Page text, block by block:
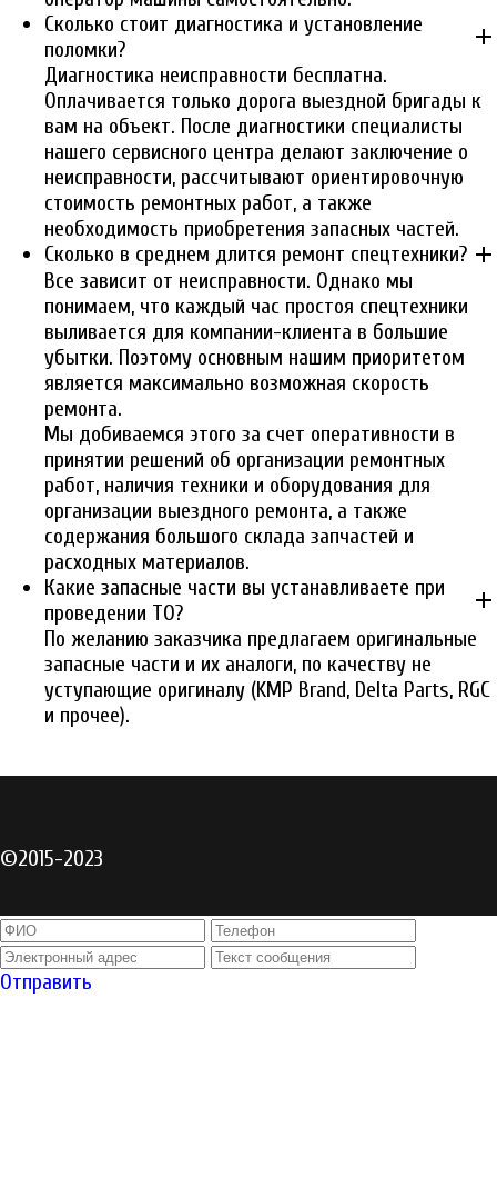
Сколько стоит диагностика и установление
поломки?
add
Диагностика неисправности бесплатна.
Оплачивается только дорога выездной бригады к
вам на объект. После диагностики специалисты
нашего сервисного центра делают заключение о
неисправности, рассчитывают ориентировочную
стоимость ремонтных работ, а также
необходимость приобретения запасных частей.
Сколько в среднем длится ремонт спецтехники? add
Все зависит от неисправности. Однако мы
понимаем, что каждый час простоя спецтехники
выливается для компании-клиента в большие
убытки. Поэтому основным нашим приоритетом
является максимально возможная скорость
ремонта.
Мы добиваемся этого за счет оперативности в
принятии решений об организации ремонтных
работ, наличия техники и оборудования для
организации выездного ремонта, а также
содержания большого склада запчастей и
расходных материалов.
Какие запасные части вы устанавливаете при
проведении ТО?
add
По желанию заказчика предлагаем оригинальные
запасные части и их аналоги, по качеству не
уступающие оригиналу (KMP Brand, Delta Parts, RGC
и прочее).
©2015-2023
Отправить